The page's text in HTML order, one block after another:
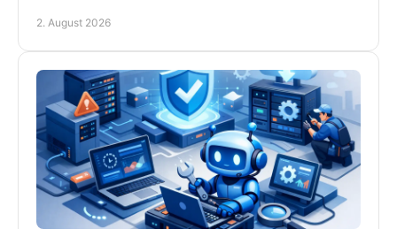
2. August 2026